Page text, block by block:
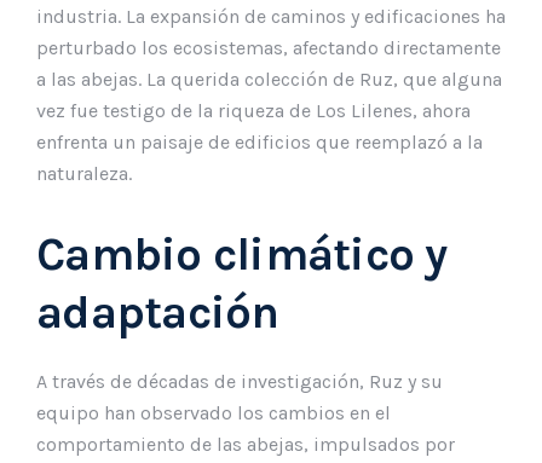
industria. La expansión de caminos y edificaciones ha
perturbado los ecosistemas, afectando directamente
a las abejas. La querida colección de Ruz, que alguna
vez fue testigo de la riqueza de Los Lilenes, ahora
enfrenta un paisaje de edificios que reemplazó a la
naturaleza.
Cambio climático y
adaptación
A través de décadas de investigación, Ruz y su
equipo han observado los cambios en el
comportamiento de las abejas, impulsados por